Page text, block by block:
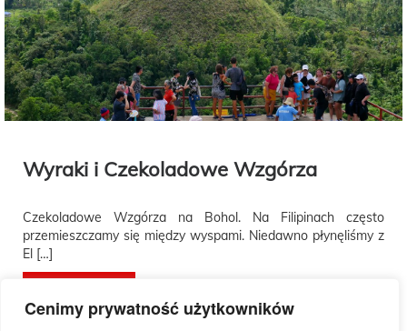
Cenimy prywatność użytkowników
Wyraki i Czekoladowe Wzgórza
Czekoladowe Wzgórza na Bohol. Na Filipinach często
przemieszczamy się między wyspami. Niedawno płynęliśmy z
El […]